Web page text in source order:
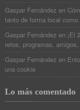
Gaspar Fernández en
tanto de forma local como
Gaspar Fernández en ¡El
retos, programas,
Gaspar Fernández en
una cookie
Lo más comentado